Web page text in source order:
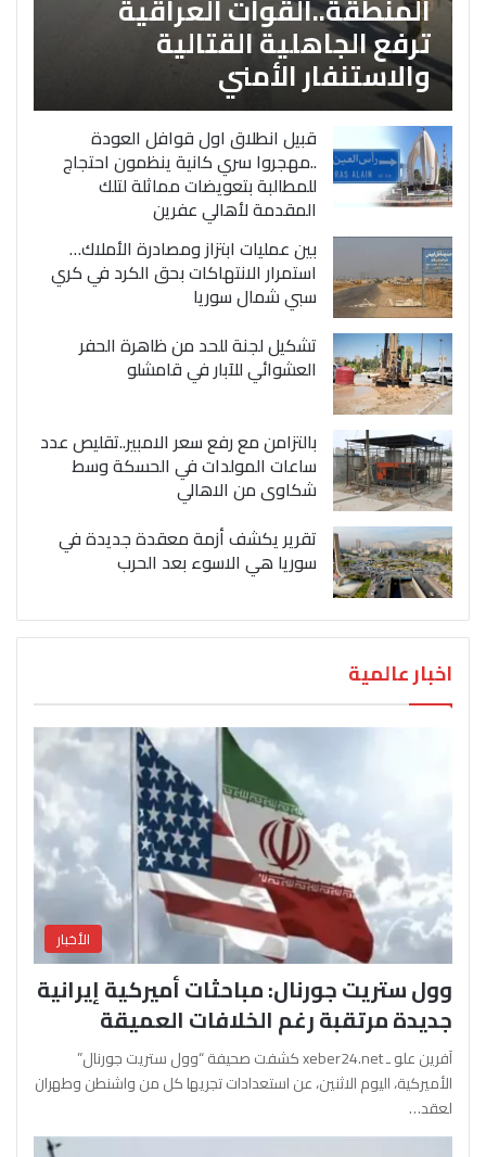
ترفع الجاهلية القتالية
والاستنفار الأمني
قبيل انطلاق اول قوافل العودة
..مهجروا سري كانية ينظمون احتجاج
للمطالبة بتعويضات مماثلة لتلك
المقدمة لأهالي عفرين
بين عمليات ابتزاز ومصادرة الأملاك…
استمرار الانتهاكات بحق الكرد في كري
سبي شمال سوريا
تشكيل لجنة للحد من ظاهرة الحفر
العشوائي للآبار في قامشلو
بالتزامن مع رفع سعر الامبير..تقليص عدد
ساعات المولدات في الحسكة وسط
شكاوى من الاهالي
تقرير يكشف أزمة معقدة جديدة في
سوريا هي الاسوء بعد الحرب
اخبار عالمية
الأخبار
وول ستريت جورنال: مباحثات أميركية إيرانية
جديدة مرتقبة رغم الخلافات العميقة
آفرين علو ـ xeber24.net كشفت صحيفة “وول ستريت جورنال”
الأميركية، اليوم الاثنين، عن استعدادات تجريها كل من واشنطن وطهران
لعقد…